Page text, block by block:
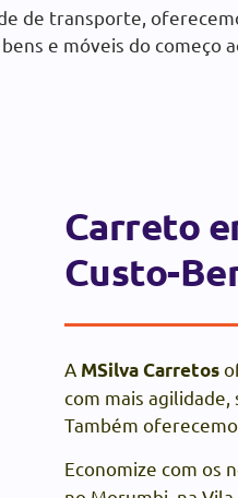
de transporte,
e móveis do começo
Carreto
Custo-
A MSilva Carretos
com mais
Também
Economize com os